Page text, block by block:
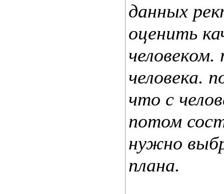
данных
оценить
человека.
что с
потом
нужно
плана.